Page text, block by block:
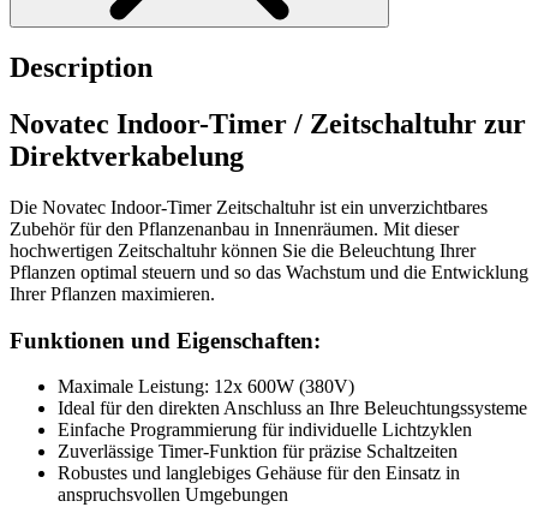
Description
Novatec Indoor-Timer / Zeitschaltuhr zur
Direktverkabelung
Die Novatec Indoor-Timer Zeitschaltuhr ist ein unverzichtbares
Zubehör für den Pflanzenanbau in Innenräumen. Mit dieser
hochwertigen Zeitschaltuhr können Sie die Beleuchtung Ihrer
Pflanzen optimal steuern und so das Wachstum und die Entwicklung
Ihrer Pflanzen maximieren.
Funktionen und Eigenschaften:
Maximale Leistung: 12x 600W (380V)
Ideal für den direkten Anschluss an Ihre Beleuchtungssysteme
Einfache Programmierung für individuelle Lichtzyklen
Zuverlässige Timer-Funktion für präzise Schaltzeiten
Robustes und langlebiges Gehäuse für den Einsatz in
anspruchsvollen Umgebungen